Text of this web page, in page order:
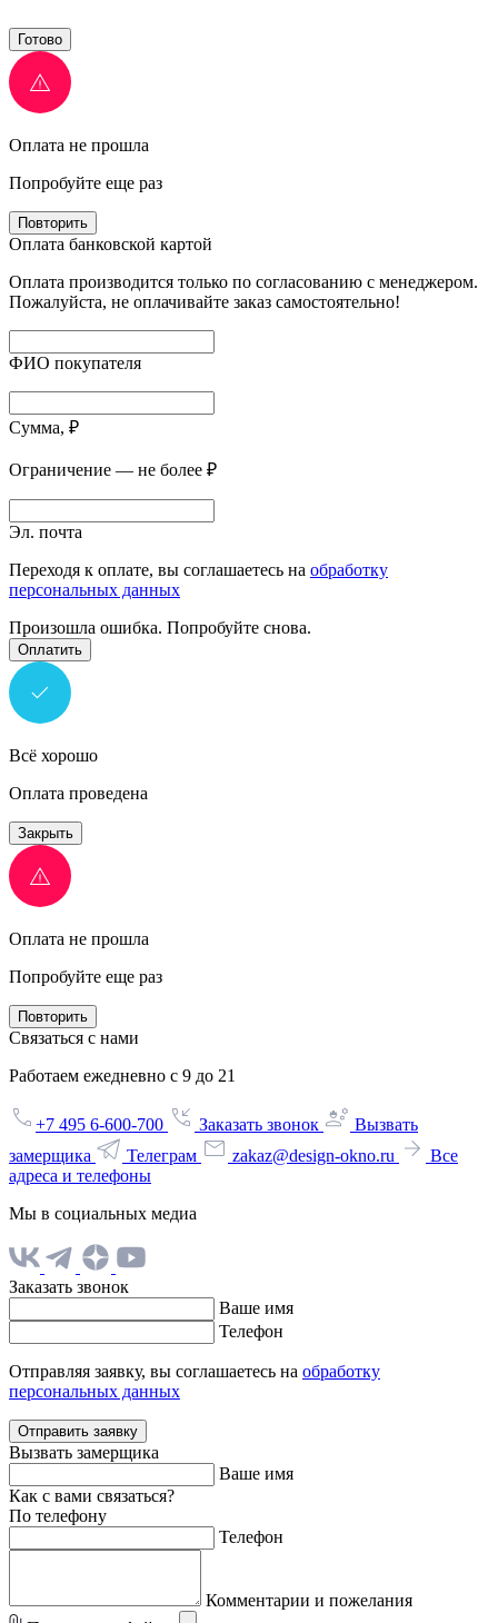
Готово
Оплата не прошла
Попробуйте еще раз
Повторить
Оплата банковской картой
Оплата производится только по согласованию с менеджером.
Пожалуйста, не оплачивайте заказ самостоятельно!
ФИО покупателя
Сумма, ₽
Ограничение — не более ₽
Эл. почта
Переходя к оплате, вы соглашаетесь на обработку
персональных данных
Произошла ошибка. Попробуйте снова.
Оплатить
Всё хорошо
Оплата проведена
Закрыть
Оплата не прошла
Попробуйте еще раз
Повторить
Связаться с нами
Работаем ежедневно с 9 до 21
+7 495 6-600-700 Заказать звонок
Вызвать
замерщика
Телеграм zakaz@design-okno.ru
Все
адреса и телефоны
Мы в социальных медиа
Заказать звонок
Ваше имя
Телефон
Отправляя заявку, вы соглашаетесь на обработку
персональных данных
Отправить заявку
Вызвать замерщика
Ваше имя
Как с вами связаться?
По телефону
Телефон
Комментарии и пожелания